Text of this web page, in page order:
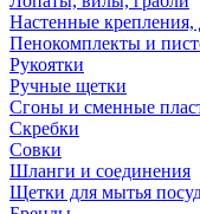
Настенные крепления,
Пенокомплекты и
Рукоятки
Ручные щетки
Сгоны и сменные
Скребки
Совки
Шланги и соединения
Щетки для мытья